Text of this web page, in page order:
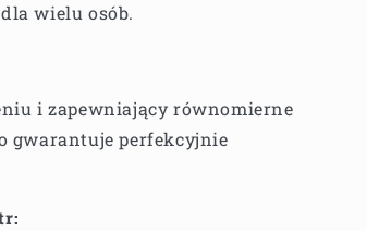
wielu osób.
i zapewniający równomierne
gwarantuje perfekcyjnie